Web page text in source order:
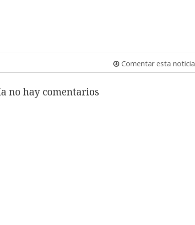
Comentar esta noticia
no hay comentarios